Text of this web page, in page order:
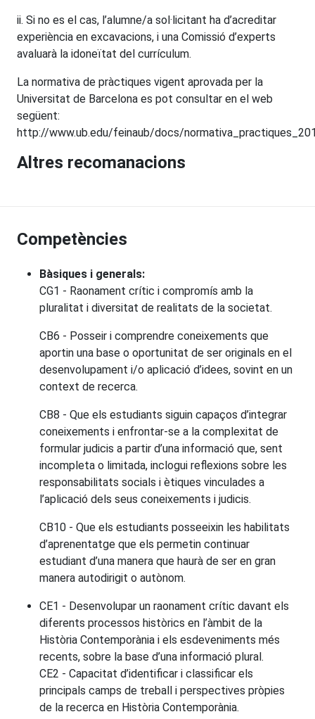
ii. Si no es el cas, l’alumne/a sol·licitant ha d’acreditar
experiència en excavacions, i una Comissió d’experts
avaluarà la idoneïtat del currículum.
La normativa de pràctiques vigent aprovada per la
Universitat de Barcelona es pot consultar en el web
següent:
http://www.ub.edu/feinaub/docs/
Altres recomanacions
Competències
Bàsiques i generals:
CG1 - Raonament crític i compromís amb la
pluralitat i diversitat de realitats de la societat.
CB6 - Posseir i comprendre coneixements que
aportin una base o oportunitat de ser originals en el
desenvolupament i/o aplicació d’idees, sovint en un
context de recerca.
CB8 - Que els estudiants siguin capaços d’integrar
coneixements i enfrontar-se a la complexitat de
formular judicis a partir d’una informació que, sent
incompleta o limitada, inclogui reflexions sobre les
responsabilitats socials i ètiques vinculades a
l’aplicació dels seus coneixements i judicis.
CB10 - Que els estudiants posseeixin les habilitats
d’aprenentatge que els permetin continuar
estudiant d’una manera que haurà de ser en gran
manera autodirigit o autònom.
CE1 - Desenvolupar un raonament crític davant els
diferents processos històrics en l’àmbit de la
Història Contemporània i els esdeveniments més
recents, sobre la base d’una informació plural.
CE2 - Capacitat d’identificar i classificar els
principals camps de treball i perspectives pròpies
de la recerca en Història Contemporània.